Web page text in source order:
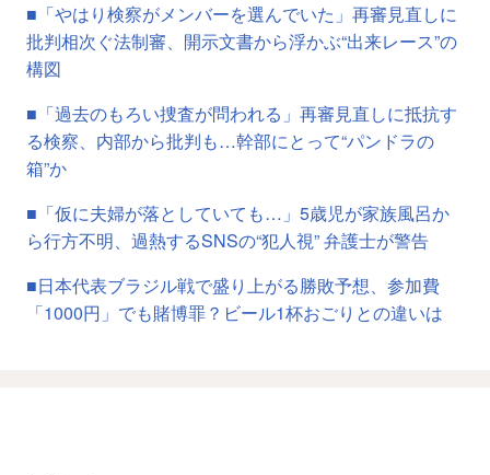
■「やはり検察がメンバーを選んでいた」再審見直しに
批判相次ぐ法制審、開示文書から浮かぶ“出来レース”の
構図
■「過去のもろい捜査が問われる」再審見直しに抵抗す
る検察、内部から批判も…幹部にとって“パンドラの
箱”か
■「仮に夫婦が落としていても…」5歳児が家族風呂か
ら行方不明、過熱するSNSの“犯人視” 弁護士が警告
■日本代表ブラジル戦で盛り上がる勝敗予想、参加費
「1000円」でも賭博罪？ビール1杯おごりとの違いは